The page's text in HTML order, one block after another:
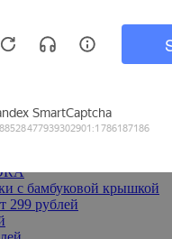
промокоду
до -70%
доставкой
с бамбуковой крышкой
299 рублей